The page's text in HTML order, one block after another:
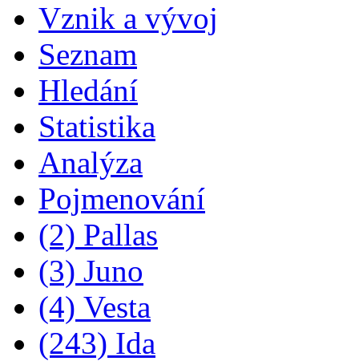
Vznik a vývoj
Seznam
Hledání
Statistika
Analýza
Pojmenování
(2) Pallas
(3) Juno
(4) Vesta
(243) Ida